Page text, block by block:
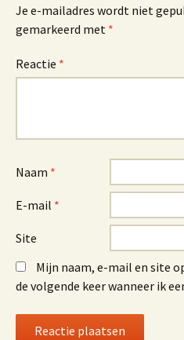
Je e-mailadres wordt niet
gemarkeerd met *
Reactie *
Naam *
E-mail *
Site
Mijn naam, e-mail en site
de volgende keer wanneer ik